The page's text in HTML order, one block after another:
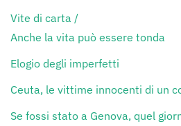
Vite di carta /
Anche la vita può essere tonda
Elogio degli imperfetti
Ceuta, le vittime innocenti di un
Se fossi stato a Genova, quel